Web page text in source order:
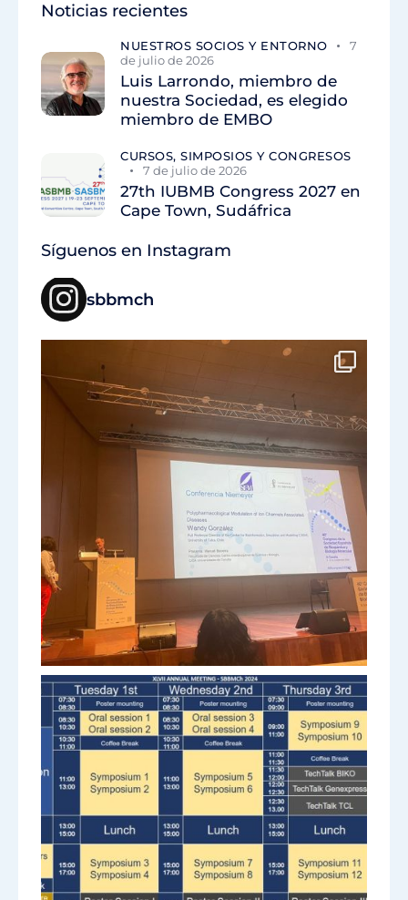
Noticias recientes
NUESTROS SOCIOS Y ENTORNO
7
de julio de 2026
Luis Larrondo, miembro de
nuestra Sociedad, es elegido
miembro de EMBO
CURSOS, SIMPOSIOS Y CONGRESOS
7 de julio de 2026
27th IUBMB Congress 2027 en
Cape Town, Sudáfrica
Síguenos en Instagram
sbbmch